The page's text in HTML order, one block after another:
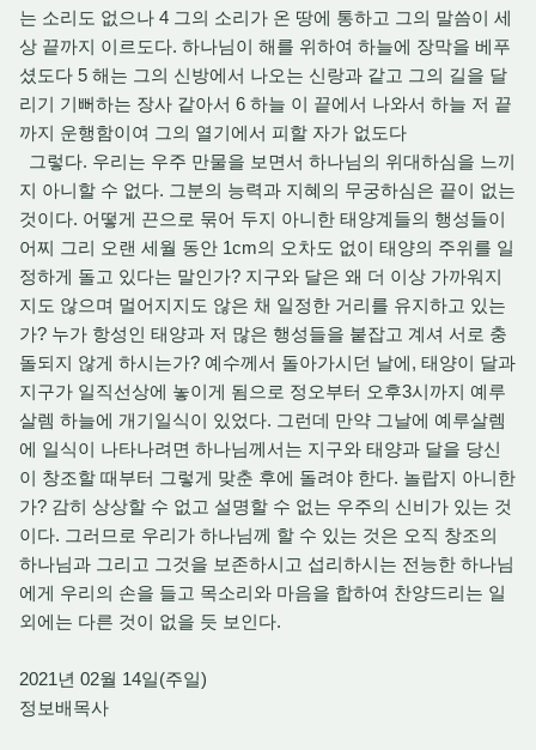
는 소리도 없으나 4 그의 소리가 온 땅에 통하고 그의 말씀이 세
상 끝까지 이르도다. 하나님이 해를 위하여 하늘에 장막을 베푸
셨도다 5 해는 그의 신방에서 나오는 신랑과 같고 그의 길을 달
리기 기뻐하는 장사 같아서 6 하늘 이 끝에서 나와서 하늘 저 끝
까지 운행함이여 그의 열기에서 피할 자가 없도다
그렇다. 우리는 우주 만물을 보면서 하나님의 위대하심을 느끼
지 아니할 수 없다. 그분의 능력과 지혜의 무궁하심은 끝이 없는
것이다. 어떻게 끈으로 묶어 두지 아니한 태양계들의 행성들이
어찌 그리 오랜 세월 동안 1cm의 오차도 없이 태양의 주위를 일
정하게 돌고 있다는 말인가? 지구와 달은 왜 더 이상 가까워지
지도 않으며 멀어지지도 않은 채 일정한 거리를 유지하고 있는
가? 누가 항성인 태양과 저 많은 행성들을 붙잡고 계셔 서로 충
돌되지 않게 하시는가? 예수께서 돌아가시던 날에, 태양이 달과
지구가 일직선상에 놓이게 됨으로 정오부터 오후3시까지 예루
살렘 하늘에 개기일식이 있었다. 그런데 만약 그날에 예루살렘
에 일식이 나타나려면 하나님께서는 지구와 태양과 달을 당신
이 창조할 때부터 그렇게 맞춘 후에 돌려야 한다. 놀랍지 아니한
가? 감히 상상할 수 없고 설명할 수 없는 우주의 신비가 있는 것
이다. 그러므로 우리가 하나님께 할 수 있는 것은 오직 창조의
하나님과 그리고 그것을 보존하시고 섭리하시는 전능한 하나님
에게 우리의 손을 들고 목소리와 마음을 합하여 찬양드리는 일
외에는 다른 것이 없을 듯 보인다.
2021년 02월 14일(주일)
정보배목사